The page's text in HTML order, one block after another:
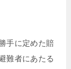
手に定めた賠
難者にあたる